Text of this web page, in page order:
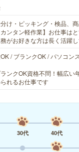
け・ピッキング・検品、商
カンタン軽作業】お仕事は
がお好きな方は長く活躍
/ ブランクOK / パソコン
ンクOK資格不問！幅広い
れるお仕事です
30代 40代